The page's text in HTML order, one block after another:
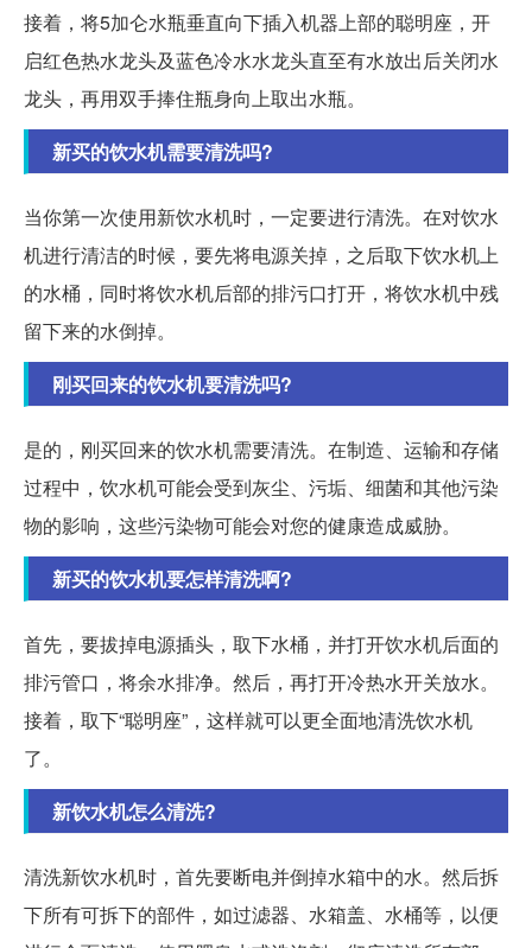
接着，将5加仑水瓶垂直向下插入机器上部的聪明座，开
启红色热水龙头及蓝色冷水水龙头直至有水放出后关闭水
龙头，再用双手捧住瓶身向上取出水瓶。
新买的饮水机需要清洗吗?
当你第一次使用新饮水机时，一定要进行清洗。在对饮水
机进行清洁的时候，要先将电源关掉，之后取下饮水机上
的水桶，同时将饮水机后部的排污口打开，将饮水机中残
留下来的水倒掉。
刚买回来的饮水机要清洗吗?
是的，刚买回来的饮水机需要清洗。在制造、运输和存储
过程中，饮水机可能会受到灰尘、污垢、细菌和其他污染
物的影响，这些污染物可能会对您的健康造成威胁。
新买的饮水机要怎样清洗啊?
首先，要拔掉电源插头，取下水桶，并打开饮水机后面的
排污管口，将余水排净。然后，再打开冷热水开关放水。
接着，取下“聪明座”，这样就可以更全面地清洗饮水机
了。
新饮水机怎么清洗?
清洗新饮水机时，首先要断电并倒掉水箱中的水。然后拆
下所有可拆下的部件，如过滤器、水箱盖、水桶等，以便